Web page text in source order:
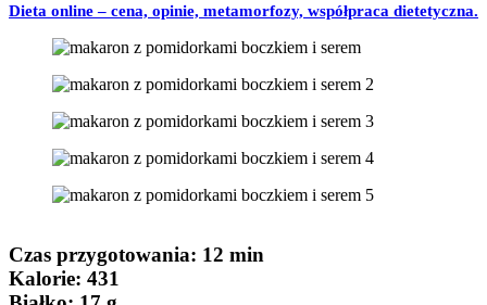
Dieta online – cena, opinie, metamorfozy, współpraca dietetyczna.
Czas przygotowania: 12 min
Kalorie: 431